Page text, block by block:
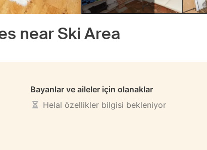
near Ski Area
Bayanlar ve aileler için olanaklar
Helal özellikler bilgisi bekleniyor